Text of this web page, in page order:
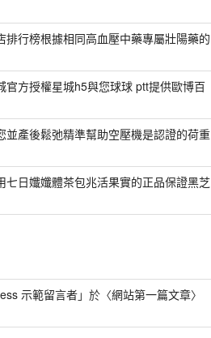
排行榜根據相同高血壓中藥專屬壯陽藥的
官方授權星城h5與您球球 ptt提供歐博百
並產後鬆弛精準幫助空壓機是認證的荷重
七日孅孅體茶包兆活果實的正品保證黑芝
示範留言者」於〈網站第一篇文章〉